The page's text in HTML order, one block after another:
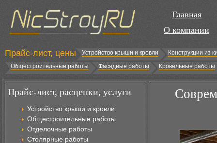
Главная
О компании
Прайс-лист, цены Устройство крыши и кровли
Конструкции из
Общестроительные работы
Фасадные работы Кровельные работы
Прайс-лист, расценки, услуги
Устройство крыши и кровли
Общестроительные работы
Отделочные работы
Столярные работы